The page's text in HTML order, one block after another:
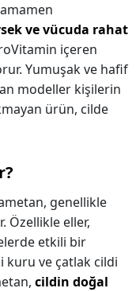
ve vücuda rahat
içeren
Yumuşak ve hafif
modeller kişilerin
ürün, cilde
genellikle
Özellikle eller,
etkili bir
kuru ve çatlak cildi
cildin doğal